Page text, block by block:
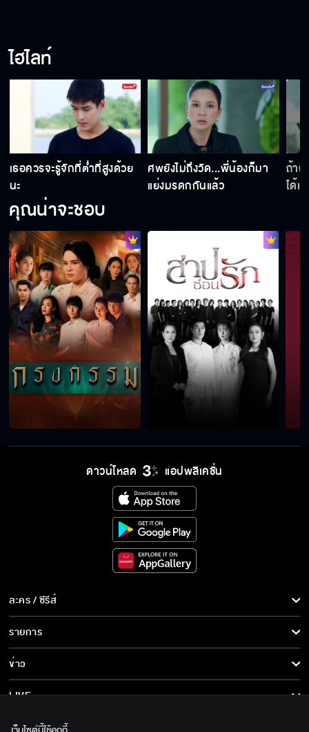
ไฮไลท์
เธอควรจะรู้จักที่ต่ำที่สูงด้วย
นะ
ศพยังไม่ถึงวัด...พี่น้องก็มา
แย่งมรดกกันแล้ว
ถ้าป
ได้เ
คุณน่าจะชอบ
ดาวน์โหลด แอปพลิเคชั่น
ละคร / ซีรีส์
ละคร/ซีรีส์
ซีรีส์นานาชาติ
การ์ตูน & เกม
รายการ
รายการทั้งหมด
ข่าว
ข่าวทั้งหมด
LIVE
เกี่ยวกับเรา